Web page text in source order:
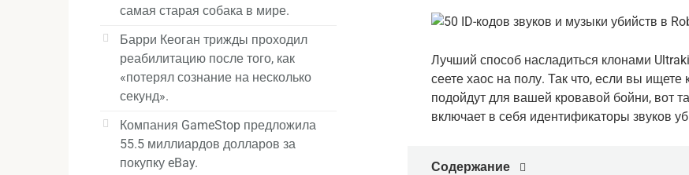
Лучший способ насладиться клонами
сеете хаос на полу. Так что, если вы
подойдут для вашей кровавой бойни, вот
включает в себя идентификаторы звуков
Содержание
самая старая собака в мире.
Барри Кеоган трижды проходил
реабилитацию после того, как
«потерял сознание на несколько
секунд».
Компания GameStop предложила
55.5 миллиардов долларов за
покупку eBay.